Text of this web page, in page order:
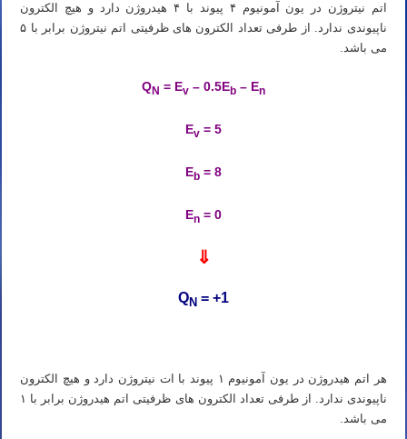
اتم نیتروژن در یون آمونیوم ۴ پیوند با ۴ هیدروژن دارد و هیچ الکترون
ناپیوندی ندارد. از طرفی تعداد الکترون های ظرفیتی اتم نیتروژن برابر با ۵
می باشد.
QN = Ev – 0.5Eb – En
Ev = 5
Eb = 8
En = 0
⇓
QN = +1
هر اتم هیدروژن در یون آمونیوم ۱ پیوند با ات نیتروژن دارد و هیچ الکترون
ناپیوندی ندارد. از طرفی تعداد الکترون های ظرفیتی اتم هیدروژن برابر با ۱
می باشد.